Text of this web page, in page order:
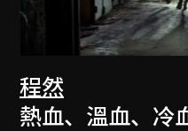
程然
熱血、溫血、冷